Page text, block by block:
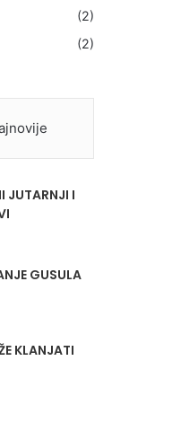
(2)
(2)
JUTARNJI I
GUSULA
KLANJATI